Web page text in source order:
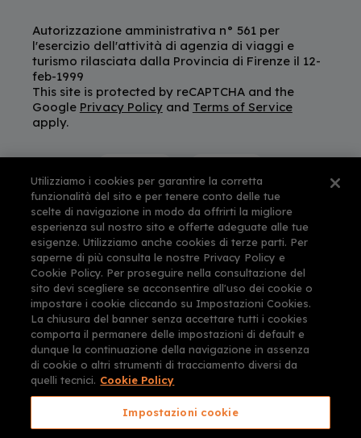
Autorizzazione amministrativa n° 561 per
l'esercizio dell'attività di agenzia di viaggi e
turismo rilasciata dalla Provincia di Firenze il 12-
feb-1999
This site is protected by reCAPTCHA and the
Google Privacy Policyand Terms of Service
apply.
Utilizziamo i cookies per garantire la corretta
funzionalità del sito e per tenere conto delle tue
scelte di navigazione in modo da offrirti la migliore
esperienza sul nostro sito e offerte adeguate alle tue
esigenze. Utilizziamo anche cookies di terze parti. Per
saperne di più consulta le nostre Privacy Policy e
Cookie Policy. Per proseguire nella consultazione del
sito devi scegliere se acconsentire all'uso dei cookie o
impostare i cookie cliccando su Impostazioni Cookies.
La chiusura del banner senza accettare tutti i cookies
comporta il permanere delle impostazioni di default e
dunque la continuazione della navigazione in assenza
di cookie o altri strumenti di tracciamento diversi da
quelli tecnici. Cookie Policy
Impostazioni cookie